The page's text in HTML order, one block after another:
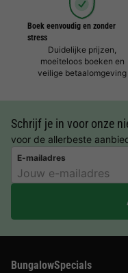
Boek eenvoudig en zonder
stress
Duidelijke prijzen,
moeiteloos boeken en
veilige betaalomgeving
Schrijf je in voor onze
voor de allerbeste
E-mailadres
BungalowSpecials